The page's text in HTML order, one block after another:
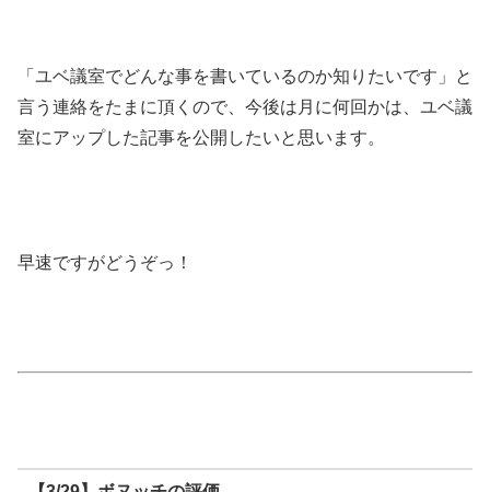
「ユベ議室でどんな事を書いているのか知りたいです」と
言う連絡をたまに頂くので、今後は月に何回かは、ユベ議
室にアップした記事を公開したいと思います。
早速ですがどうぞっ！